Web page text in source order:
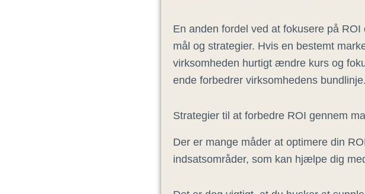
En anden fordel ved at fokusere på
mål og strategier. Hvis en bestemt
virksomheden hurtigt ændre kurs og
ende forbedrer virksomhedens bundlinje.
Strategier til at forbedre ROI gennem
Der er mange måder at optimere din
indsatsområder, som kan hjælpe dig